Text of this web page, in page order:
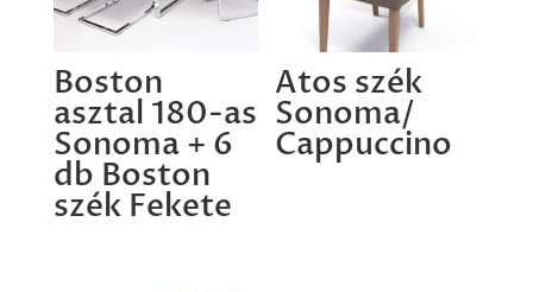
Boston
asztal 180-as
Sonoma + 6
db Boston
szék Fekete
Atos szék
Sonoma/
Cappuccino